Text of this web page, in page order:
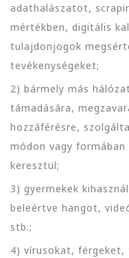
adathalászatot,
mértékben, digitális
tulajdonjogok
tevékenységeket;
2) bármely más
támadására,
hozzáférésre,
módon vagy formában
keresztül;
3) gyermekek
beleértve hangot,
stb.;
4) vírusokat,